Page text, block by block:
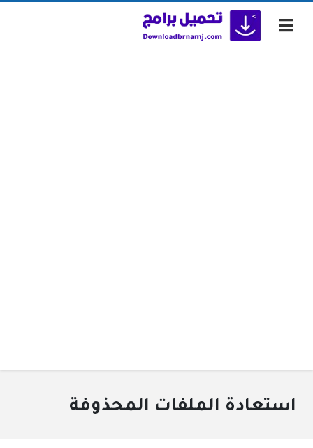
استعادة الملفات المحذوفة